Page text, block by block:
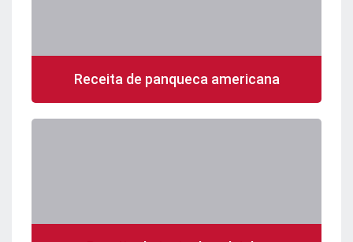
Receita de panqueca americana